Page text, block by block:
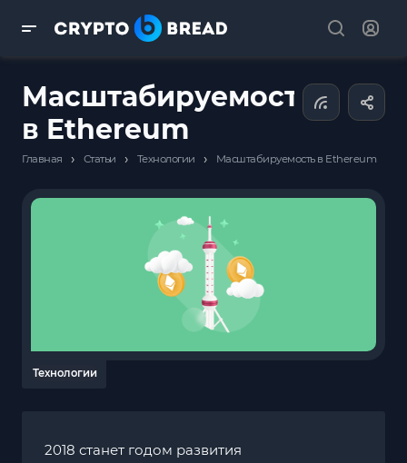
Масштабируемость
в Ethereum
Главная › Статьи › Технологии › Масштабируемость в Ethereum
Технологии
2018 станет годом развития